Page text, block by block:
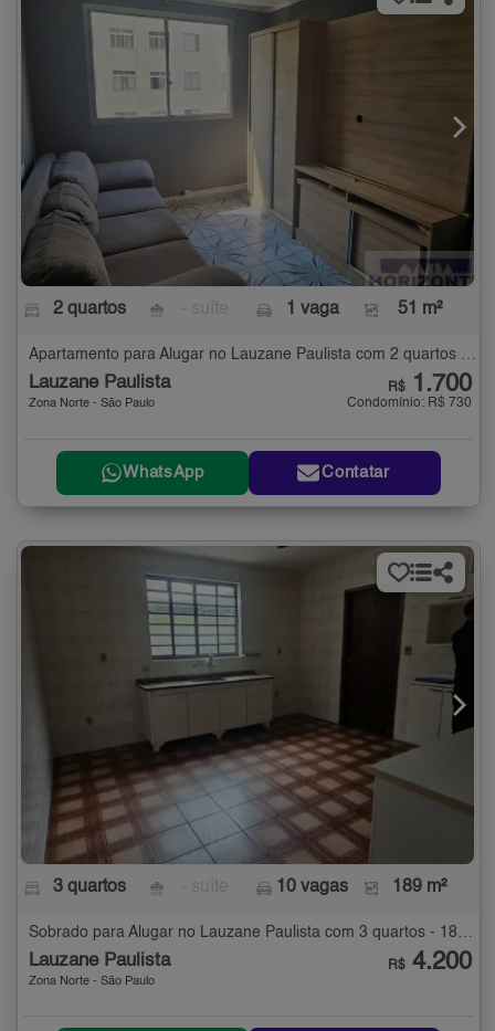
2 quartos 1 vaga 51 m²
Apartamento para Alugar no Lauzane Paulista com 2 quartos - 51 m²
Lauzane Paulista
Zona Norte - São Paulo
R$ 1.700
Condomínio: R$ 730
WhatsApp Contatar
3 quartos 10 vagas 189 m²
Lauzane Paulista
Zona Norte - São Paulo
R$ 4.200